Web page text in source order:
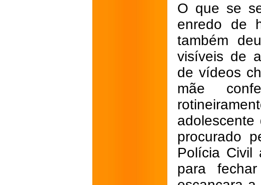
O que se
enredo de
também
visíveis de
de vídeos
mãe
procurado
Polícia Civil
para